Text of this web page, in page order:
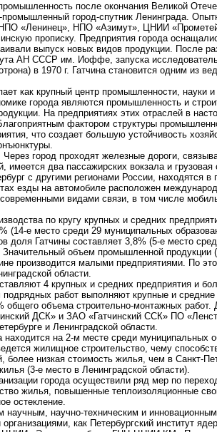
после окончания Великой
промышленный город-спутник Ленинграда.
«Ленинец», НПО «Азимут», ЦНИИ
прописку. Предприятия города
выпуск новых видов продукции. После
АН СССР им. Иоффе, запуска
в 1970 г. Гатчина становится одним из
как крупный центр промышленности, науки
города являются промышленность и
На предприятиях этих отраслей в
фактором структуры
что создает большую устойчивость
город проходят железные дороги,
имеется два пассажирских вокзала и
с другими регионами России, находятся в
езды на автомобиле расположен
видами связи, в том числе
по кругу крупных и средних
(14-е место среди 29 муниципальных
доля Гатчины составляет 3,8% (5-е место
Значительный объем промышленной продукции
производится малыми предприятиями. По
области.
4 крупных и средних предприятия и
работ выполняют крупные и
общего объема строительно-монтажных работ.
ДСК» и ЗАО «Гатчинский ССК» ПО
и Ленинградской области.
на 2-м месте среди муниципальных
жилищное строительство, чему
более низкая стоимость жилья, чем в Санкт-
(3-е место в Ленинградской области).
города осуществили ряд мер по
жилья, повышенные теплоизоляционные
остекление.
научным, научно-техническим и
как Петербургский институт